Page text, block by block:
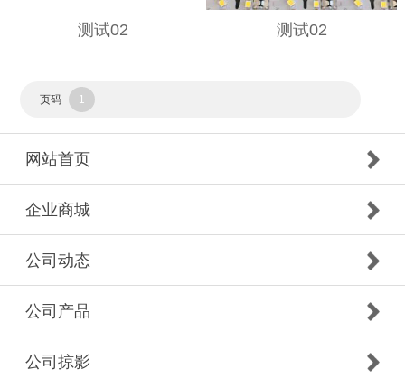
测试02 测试02
页码 1
网站首页
企业商城
公司动态
公司产品
公司掠影